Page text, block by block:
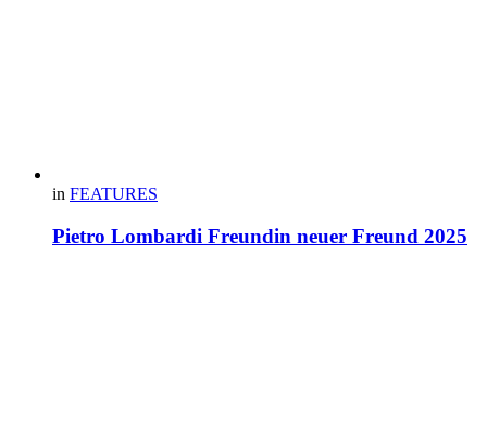
in FEATURES
Pietro Lombardi Freundin neuer Freund 2025